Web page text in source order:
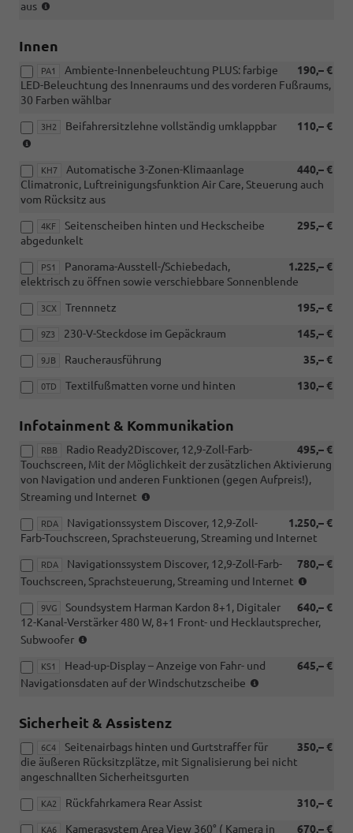
aus
1.5
eTSI
DSG)
Innen
PA1 190,– €
Ambiente-Innenbeleuchtung PLUS: farbige
LED-Beleuchtung des Innenraums und des vorderen Fußraums,
30 Farben wählbar
3H2 110,– €
Beifahrersitzlehne vollständig umklappbar
mit
PB2
und
KH7 440,– €
Automatische 3-Zonen-Klimaanlage
Climatronic, Luftreinigungsfunktion Air Care, Steuerung auch
vom Rücksitz aus
4KF 295,– €
Seitenscheiben hinten und Heckscheibe
abgedunkelt
PS1 1.225,– €
Panorama-Ausstell-/Schiebedach,
elektrisch zu öffnen sowie verschiebbare Sonnenblende
3CX 195,– €
Trennnetz
9Z3 145,– €
230-V-Steckdose im Gepäckraum
9JB 35,– €
Raucherausführung
0TD 130,– €
Textilfußmatten vorne und hinten
Infotainment & Kommunikation
RBB 495,– €
Radio Ready2Discover, 12,9-Zoll-Farb-
Touchscreen, Mit der Möglichkeit der zusätzlichen Aktivierung
von Navigation und anderen Funktionen (gegen Aufpreis!),
Streaming und Internet
mit
7J2)
RDA 1.250,– €
Navigationssystem Discover, 12,9-Zoll-
Farb-Touchscreen, Sprachsteuerung, Streaming und Internet
RDA 780,– €
Navigationssystem Discover, 12,9-Zoll-Farb-
Touchscreen, Sprachsteuerung, Streaming und Internet
mit
9VG 640,– €
Soundsystem Harman Kardon 8+1, Digitaler
12-Kanal-Verstärker 480 W, 8+1 Front- und Hecklautsprecher,
Subwoofer
mit
RBB
KS1 645,– €
Head-up-Display – Anzeige von Fahr- und
Navigationsdaten auf der Windschutzscheibe
oder
RDA)
Sicherheit & Assistenz
6C4 350,– €
Seitenairbags hinten und Gurtstraffer für
die äußeren Rücksitzplätze, mit Signalisierung bei nicht
angeschnallten Sicherheitsgurten
KA2 310,– €
Rückfahrkamera Rear Assist
KA6 670,– €
Kamerasystem Area View 360° ( Kamera in